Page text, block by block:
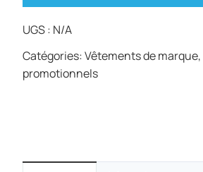
UGS : N/A
Catégories:Vêtements de marque,
promotionnels